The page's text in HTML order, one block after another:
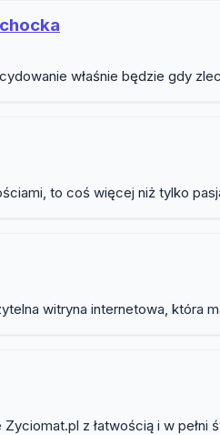
właśnie będzie gdy
to coś więcej niż tylko
witryna internetowa, która
z łatwością i w